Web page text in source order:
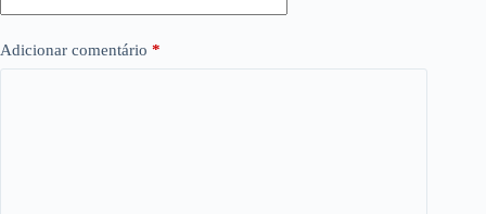
Adicionar comentário *